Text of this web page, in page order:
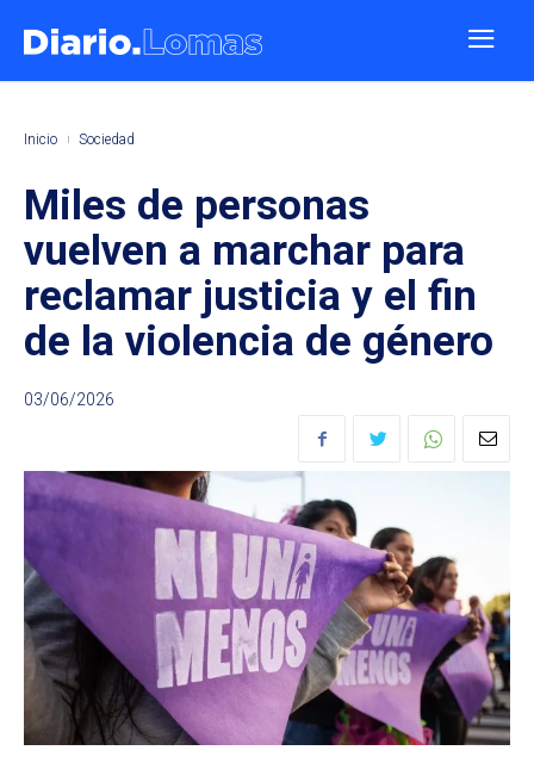
Inicio Sociedad
Miles de personas
vuelven a marchar para
reclamar justicia y el fin
de la violencia de género
03/06/2026